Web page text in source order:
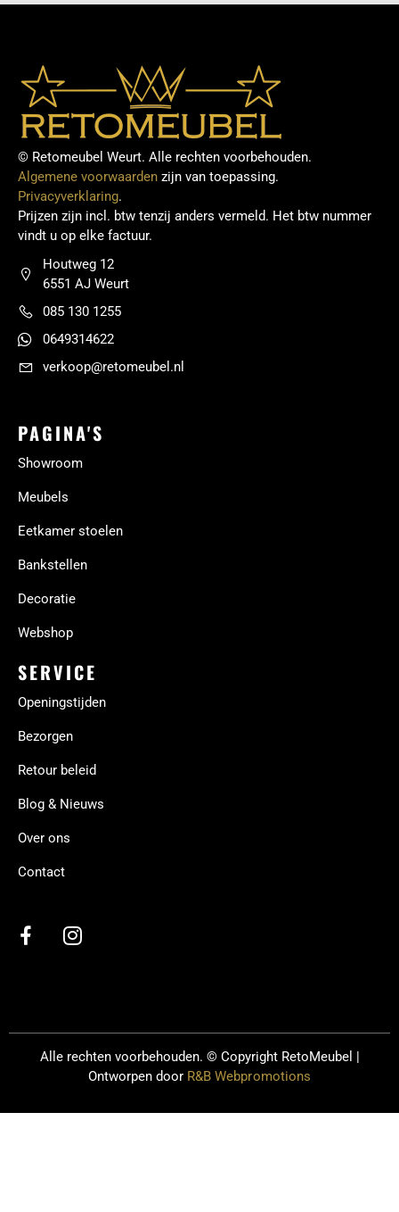
© Retomeubel Weurt. Alle rechten voorbehouden.
Algemene voorwaarden zijn van toepassing.
Privacyverklaring.
Prijzen zijn incl. btw tenzij anders vermeld. Het btw nummer
vindt u op elke factuur.
Houtweg 12
6551 AJ Weurt
085 130 1255
0649314622
verkoop@retomeubel.nl
PAGINA'S
Showroom
Meubels
Eetkamer stoelen
Bankstellen
Decoratie
Webshop
SERVICE
Openingstijden
Bezorgen
Retour beleid
Blog & Nieuws
Over ons
Contact
Alle rechten voorbehouden. © Copyright RetoMeubel |
Ontworpen door R&B Webpromotions